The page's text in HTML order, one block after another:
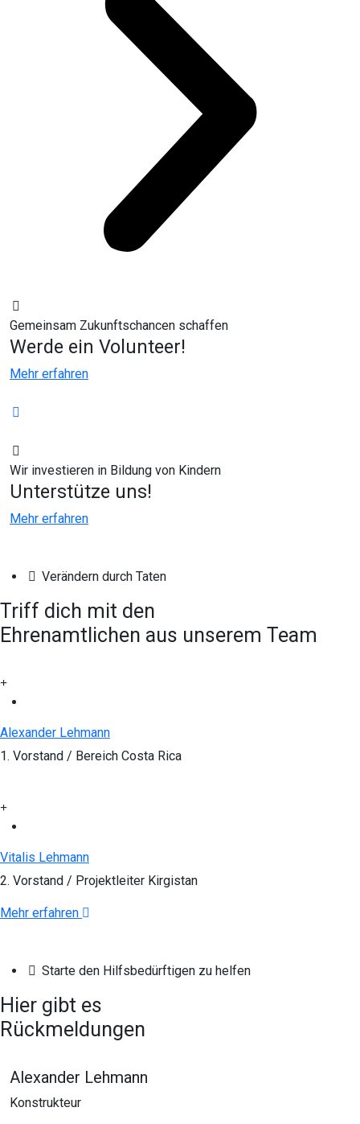
Gemeinsam Zukunftschancen schaffen
Werde ein Volunteer!
Mehr erfahren
Wir investieren in Bildung von Kindern
Unterstütze uns!
Mehr erfahren
Verändern durch Taten
Triff dich mit den
Ehrenamtlichen aus unserem Team
Alexander Lehmann
1. Vorstand / Bereich Costa Rica
Vitalis Lehmann
2. Vorstand / Projektleiter Kirgistan
Mehr erfahren
Starte den Hilfsbedürftigen zu helfen
Hier gibt es
Rückmeldungen
Alexander Lehmann
Konstrukteur